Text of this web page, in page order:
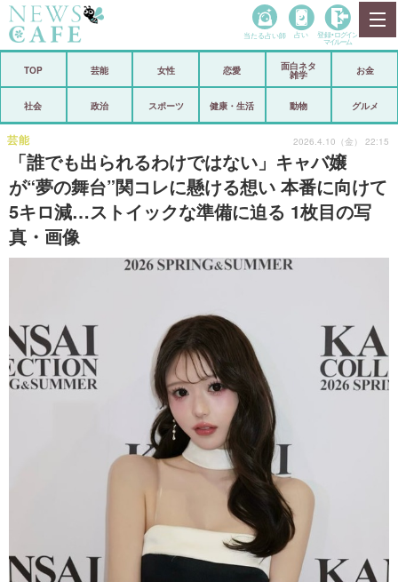
政治
芸能 スポーツ
恋愛 ビックリ
コメントポスト
登録・ログイン/マイルーム
当たる占い師 占い 登録• ログイン
マイルーム
TOP 芸能 女性 恋愛
面白ネタ
雑学
お金
社会 政治 スポーツ 健康・生活 動物 グルメ
「誰でも出られるわけではない」キャバ嬢
が“夢の舞台”関コレに懸ける想い 本番に向けて
5キロ減…ストイックな準備に迫る 1枚目の写
真・画像
芸能 2026.4.10（金） 22:15